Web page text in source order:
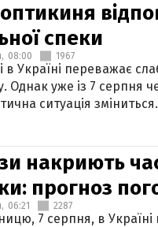
спеки
08:00 1967
в Україні переважає
Однак уже із 7 серпня
ситуація зміниться.
накриють
прогноз
06:21 2287
7 серпня, в